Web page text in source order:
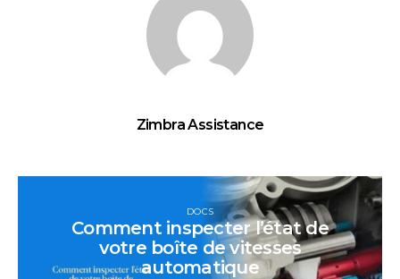
Zimbra Assistance
DOCS
Comment inspecter l’état de
votre boîte de vitesses
automatique